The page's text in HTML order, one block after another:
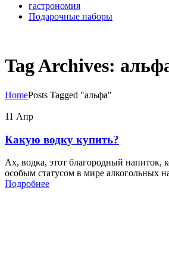
гастрономия
Подарочные наборы
Tag Archives:
HomePosts Tagged "альфа"
11 Апр
Какую водку купить?
Ах, водка, этот благородный напиток,
особым статусом в мире алкогольных
Подробнее